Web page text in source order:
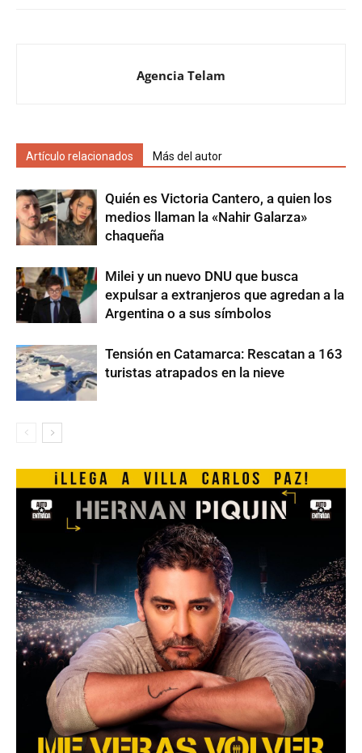
Agencia Telam
Artículo relacionados Más del autor
Quién es Victoria Cantero, a quien los
medios llaman la «Nahir Galarza»
chaqueña
Milei y un nuevo DNU que busca
expulsar a extranjeros que agredan a la
Argentina o a sus símbolos
Tensión en Catamarca: Rescatan a 163
turistas atrapados en la nieve